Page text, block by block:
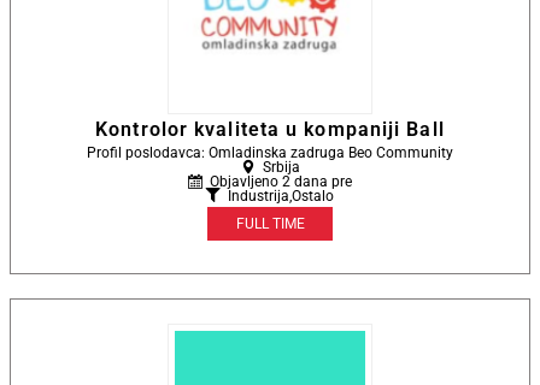
Kontrolor kvaliteta u kompaniji Ball
Profil poslodavca: Omladinska zadruga Beo Community
Srbija
Objavljeno 2 dana pre
Industrija,Ostalo
FULL TIME